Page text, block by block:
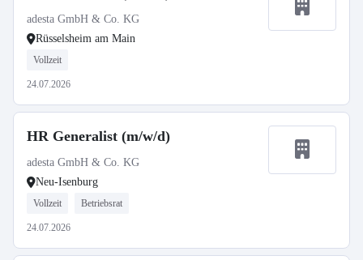
adesta GmbH & Co. KG
Rüsselsheim am Main
Vollzeit
24.07.2026
HR Generalist (m/w/d)
adesta GmbH & Co. KG
Neu-Isenburg
Vollzeit Betriebsrat
24.07.2026